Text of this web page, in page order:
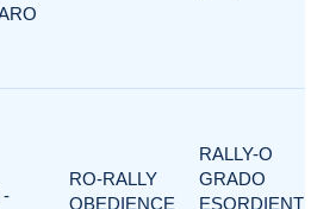
-
RO-RALLY
OBEDIENCE
RALLY-O
GRADO
ESORDIENTI